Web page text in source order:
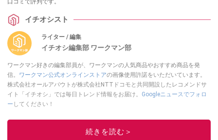
口コミで評判です。
イチオシスト
ライター / 編集
イチオシ編集部 ワークマン部
ワークマン好きの編集部員が、ワークマンの人気商品やおすすめ商品を発
信。 ワークマン公式オンラインストアの画像使用許諾をいただいています。
株式会社オールアバウトが株式会社NTTドコモと共同開設したレコメンドサ
イト「イチオシ」では毎日トレンド情報をお届け。 Googleニュースでフォロ
ー してください！
このイチオシストの他の記事を読む
続きを読む＞